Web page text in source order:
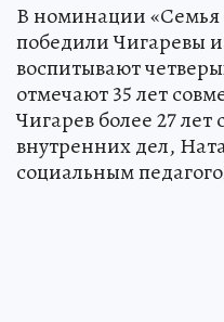
В номинации
победили Чигаревы
воспитывают
отмечают 35 лет
Чигарев более 27
внутренних дел,
социальным